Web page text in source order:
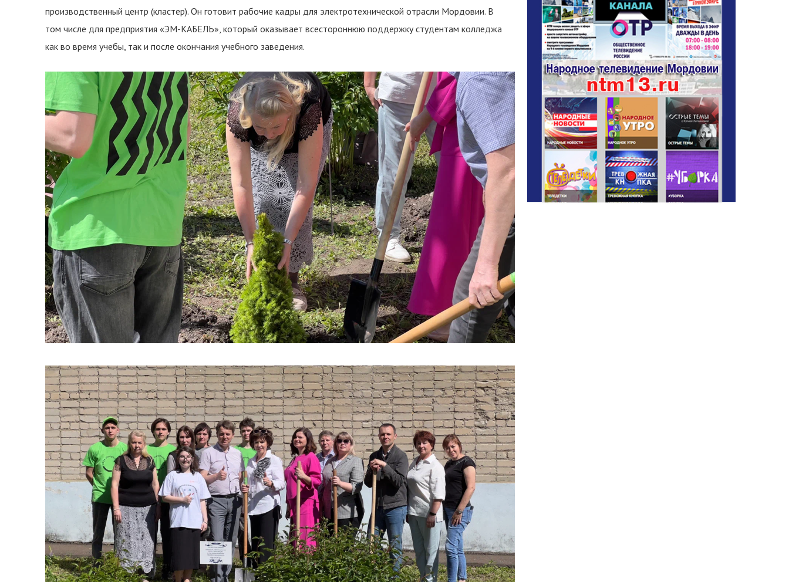
производственный центр (кластер). Он готовит рабочие кадры для электротехнической отрасли Мордовии. В
том числе для предприятия «ЭМ-КАБЕЛЬ», который оказывает всестороннюю поддержку студентам колледжа
как во время учебы, так и после окончания учебного заведения.